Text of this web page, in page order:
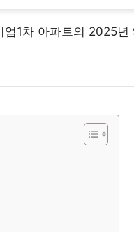
1차 아파트의 2025